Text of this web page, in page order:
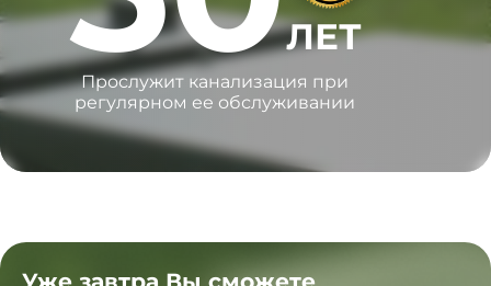
ЛЕТ
Прослужит канализация при
регулярном ее обслуживании